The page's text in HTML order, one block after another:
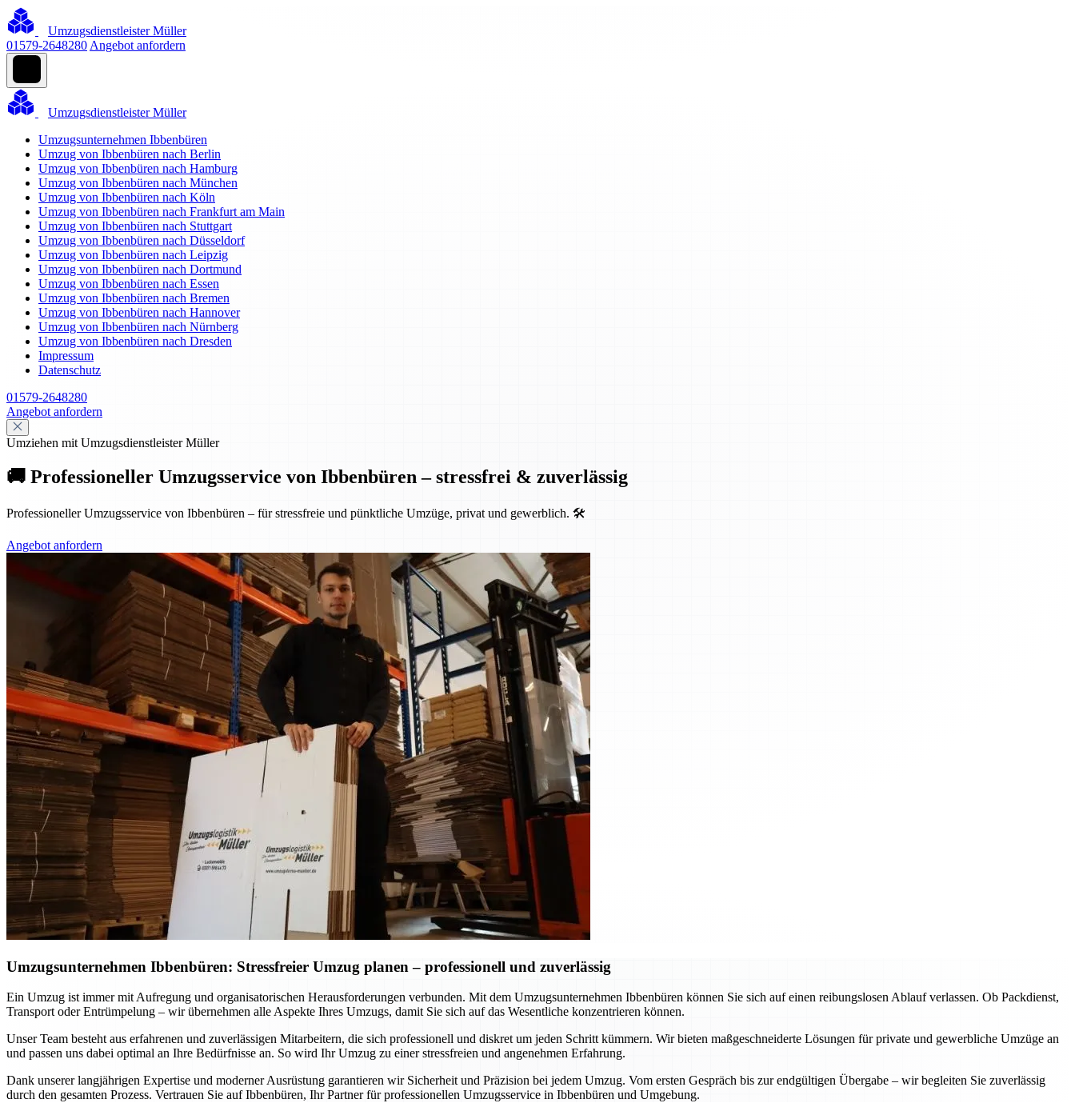
Umzugsdienstleister Müller
01579-2648280 Angebot anfordern
Umzugsdienstleister Müller
Umzugsunternehmen Ibbenbüren
Umzug von Ibbenbüren nach Berlin
Umzug von Ibbenbüren nach Hamburg
Umzug von Ibbenbüren nach München
Umzug von Ibbenbüren nach Köln
Umzug von Ibbenbüren nach Frankfurt am Main
Umzug von Ibbenbüren nach Stuttgart
Umzug von Ibbenbüren nach Düsseldorf
Umzug von Ibbenbüren nach Leipzig
Umzug von Ibbenbüren nach Dortmund
Umzug von Ibbenbüren nach Essen
Umzug von Ibbenbüren nach Bremen
Umzug von Ibbenbüren nach Hannover
Umzug von Ibbenbüren nach Nürnberg
Umzug von Ibbenbüren nach Dresden
Impressum
Datenschutz
01579-2648280
Angebot anfordern
Umziehen mit Umzugsdienstleister Müller
🚚 Professioneller Umzugsservice von Ibbenbüren – stressfrei & zuverlässig
Professioneller Umzugsservice von Ibbenbüren – für stressfreie und pünktliche Umzüge, privat und gewerblich. 🛠️
Angebot anfordern
Umzugsunternehmen Ibbenbüren: Stressfreier Umzug planen – professionell und zuverlässig
Ein Umzug ist immer mit Aufregung und organisatorischen Herausforderungen verbunden. Mit dem Umzugsunternehmen Ibbenbüren können Sie sich auf einen reibungslosen Ablauf verlassen. Ob Packdienst,
Transport oder Entrümpelung – wir übernehmen alle Aspekte Ihres Umzugs, damit Sie sich auf das Wesentliche konzentrieren können.
Unser Team besteht aus erfahrenen und zuverlässigen Mitarbeitern, die sich professionell und diskret um jeden Schritt kümmern. Wir bieten maßgeschneiderte Lösungen für private und gewerbliche Umzüge an
und passen uns dabei optimal an Ihre Bedürfnisse an. So wird Ihr Umzug zu einer stressfreien und angenehmen Erfahrung.
Dank unserer langjährigen Expertise und moderner Ausrüstung garantieren wir Sicherheit und Präzision bei jedem Umzug. Vom ersten Gespräch bis zur endgültigen Übergabe – wir begleiten Sie zuverlässig
durch den gesamten Prozess. Vertrauen Sie auf Ibbenbüren, Ihr Partner für professionellen Umzugsservice in Ibbenbüren und Umgebung.